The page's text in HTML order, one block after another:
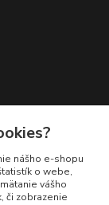
nášho e-shopu
o webe,
vášho
či zobrazenie